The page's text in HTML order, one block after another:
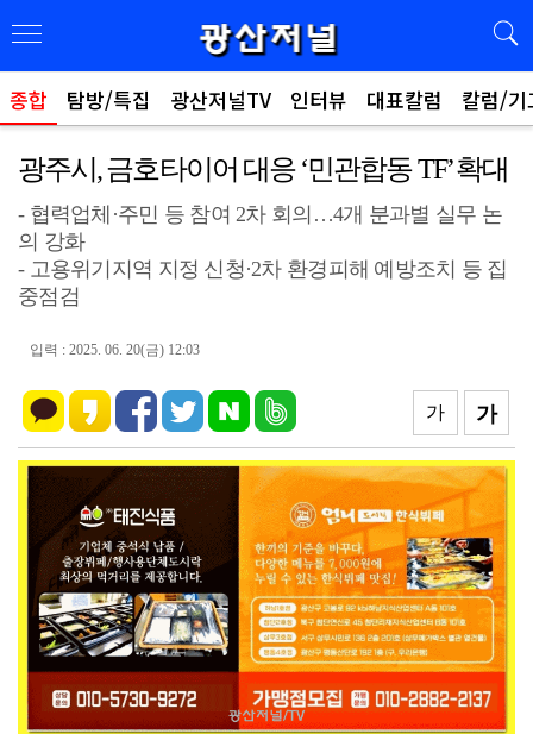
종합 탐방/특집 광산저널TV 인터뷰 대표칼럼 칼럼/기
광주시, 금호타이어 대응 ‘민관합동 TF’ 확대
- 협력업체·주민 등 참여 2차 회의…4개 분과별 실무 논
의 강화
- 고용위기지역 지정 신청·2차 환경피해 예방조치 등 집
중점검
입력 : 2025. 06. 20(금) 12:03
가
가